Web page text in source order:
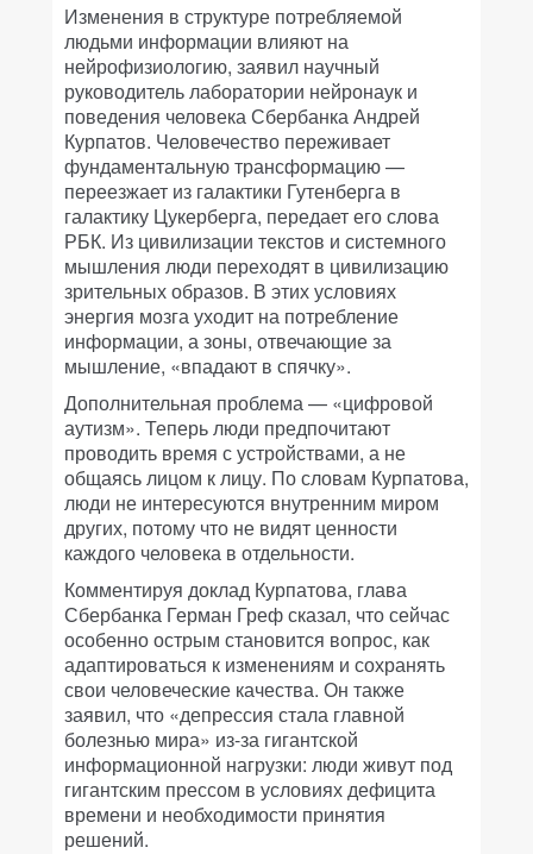
Изменения в структуре потребляемой
людьми информации влияют на
нейрофизиологию, заявил научный
руководитель лаборатории нейронаук и
поведения человека Сбербанка Андрей
Курпатов. Человечество переживает
фундаментальную трансформацию —
переезжает из галактики Гутенберга в
галактику Цукерберга, передает его слова
РБК. Из цивилизации текстов и системного
мышления люди переходят в цивилизацию
зрительных образов. В этих условиях
энергия мозга уходит на потребление
информации, а зоны, отвечающие за
мышление, «впадают в спячку».
Дополнительная проблема — «цифровой
аутизм». Теперь люди предпочитают
проводить время с устройствами, а не
общаясь лицом к лицу. По словам Курпатова,
люди не интересуются внутренним миром
других, потому что не видят ценности
каждого человека в отдельности.
Комментируя доклад Курпатова, глава
Сбербанка Герман Греф сказал, что сейчас
особенно острым становится вопрос, как
адаптироваться к изменениям и сохранять
свои человеческие качества. Он также
заявил, что «депрессия стала главной
болезнью мира» из-за гигантской
информационной нагрузки: люди живут под
гигантским прессом в условиях дефицита
времени и необходимости принятия
решений.